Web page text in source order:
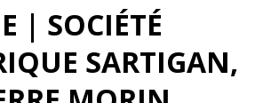
| SOCIÉTÉ
SARTIGAN,